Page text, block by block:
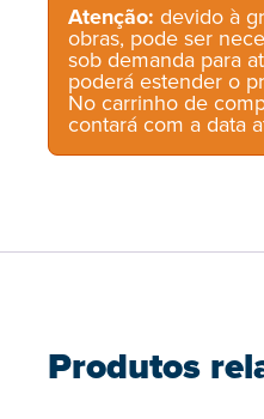
Atenção: devido à
obras, pode ser
sob demanda para
poderá estender o
No carrinho de
contará com a data
Produtos